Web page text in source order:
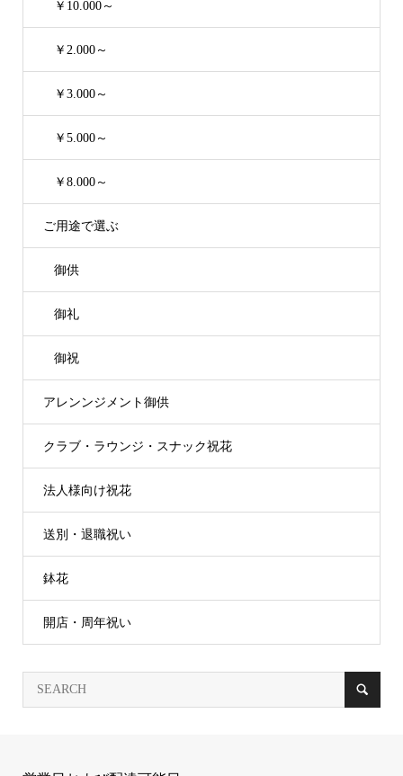
￥10.000～
￥2.000～
￥3.000～
￥5.000～
￥8.000～
ご用途で選ぶ
御供
御礼
御祝
アレンンジメント御供
クラブ・ラウンジ・スナック祝花
法人様向け祝花
送別・退職祝い
鉢花
開店・周年祝い